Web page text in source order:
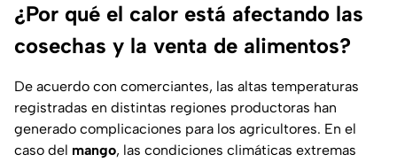
¿Por qué el calor está afectando las
cosechas y la venta de alimentos?
De acuerdo con comerciantes, las altas temperaturas
registradas en distintas regiones productoras han
generado complicaciones para los agricultores. En el
caso del mango, las condiciones climáticas extremas